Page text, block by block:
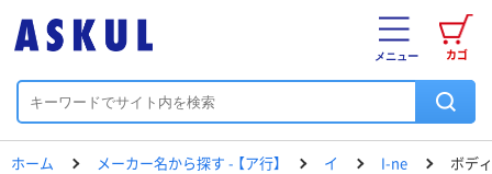
カゴ
メニュー
ホーム メーカー名から探す - 【ア行】 イ I-ne ボデ